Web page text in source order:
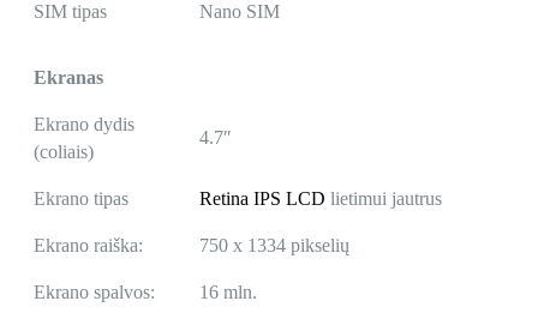
SIM tipas Nano SIM
Ekranas
Ekrano dydis
(coliais)
4.7″
Ekrano tipas Retina IPS LCD lietimui jautrus
Ekrano raiška: 750 x 1334 pikselių
Ekrano spalvos: 16 mln.